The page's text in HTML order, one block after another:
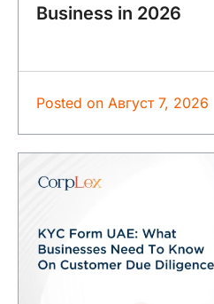
Business in 2026
Posted on Август 7, 2026